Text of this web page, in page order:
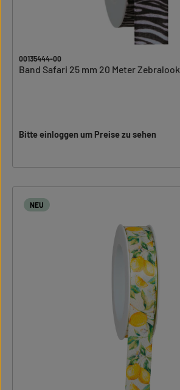
00135444-00
Band Safari 25 mm 20 Meter Zebralook
Bitte einloggen um Preise zu sehen
NEU